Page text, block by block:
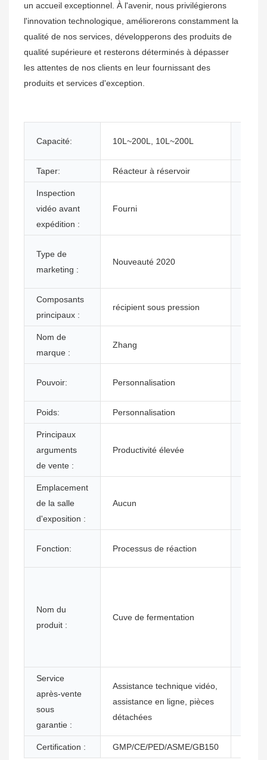
un accueil exceptionnel. À l'avenir, nous privilégierons
l'innovation technologique, améliorerons constamment la
qualité de nos services, développerons des produits de
qualité supérieure et resterons déterminés à dépasser
les attentes de nos clients en leur fournissant des
produits et services d'exception.
Capacité: 10L~200L, 10L~200L
Taper: Réacteur à réservoir
Inspection
vidéo avant
expédition :
Fourni
Type de
marketing :
Nouveauté 2020
Composants
principaux :
récipient sous pression
Nom de
marque :
Zhang
Pouvoir: Personnalisation
Poids: Personnalisation
Principaux
arguments
de vente :
Productivité élevée
Emplacement
de la salle
d'exposition :
Aucun
Fonction: Processus de réaction
Nom du
produit :
Cuve de fermentation
Service
après-vente
sous
garantie :
Assistance technique vidéo,
assistance en ligne, pièces
détachées
Certification : GMP/CE/PED/ASME/GB150